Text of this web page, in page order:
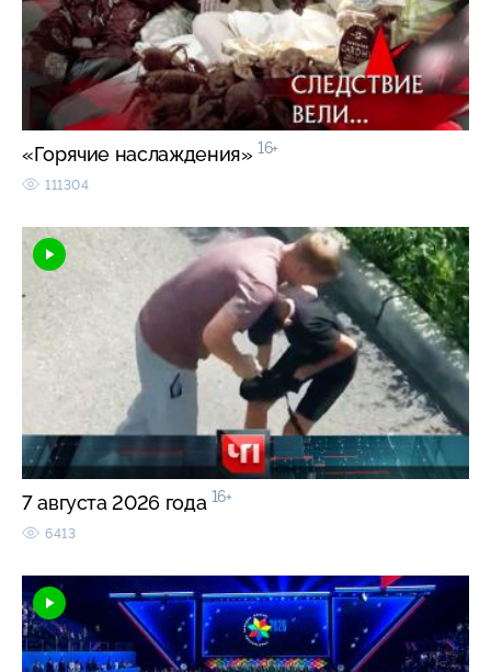
«Горячие наслаждения» 16+
111304
7 августа 2026 года 16+
6413